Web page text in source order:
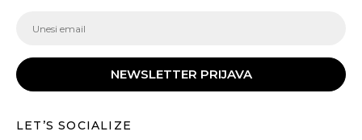
NEWSLETTER PRIJAVA
LET’S SOCIALIZE